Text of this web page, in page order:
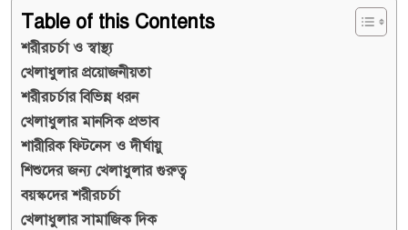
Table of this Contents
শরীরচর্চা ও স্বাস্থ্য
খেলাধুলার প্রয়োজনীয়তা
শরীরচর্চার বিভিন্ন ধরন
খেলাধুলার মানসিক প্রভাব
শারীরিক ফিটনেস ও দীর্ঘায়ু
শিশুদের জন্য খেলাধুলার গুরুত্ব
বয়স্কদের শরীরচর্চা
খেলাধুলার সামাজিক দিক